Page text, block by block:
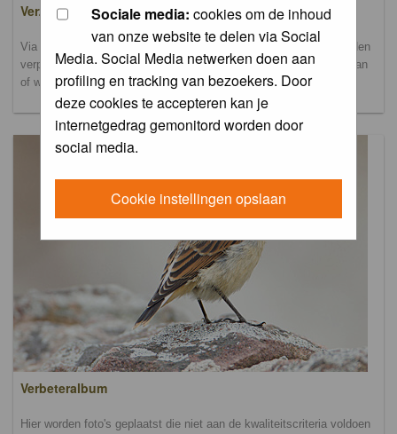
Sociale media: cookies om de inhoud
van onze website te delen via Social
Media. Social Media netwerken doen aan
profiling en tracking van bezoekers. Door
deze cookies te accepteren kan je
internetgedrag gemonitord worden door
social media.
Cookie instellingen opslaan
Verzamel- en uploadalbum
Via dit album kun je foto's uploaden. Onderscheidende foto's worden
verplaatst naar de database-albums. Andere foto's blijven hier staan
of worden verplaatst naar het verbeteralbum.
Verbeteralbum
Hier worden foto's geplaatst die niet aan de kwaliteitscriteria voldoen